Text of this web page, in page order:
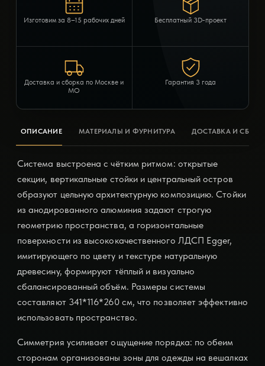
Изготовим за 8–15 рабочих дней Бесплатный 3D-проект
Доставка и сборка по Москве и
МО
Гарантия 3 года
ОПИСАНИЕ МАТЕРИАЛЫ И ФУРНИТУРА ДОСТАВКА И
Система выстроена с чётким ритмом: открытые
секции, вертикальные стойки и центральный остров
образуют цельную архитектурную композицию. Стойки
из анодированного алюминия задают строгую
геометрию пространства, а горизонтальные
поверхности из высококачественного ЛДСП Egger,
имитирующего по цвету и текстуре натуральную
древесину, формируют тёплый и визуально
сбалансированный объём. Размеры системы
составляют 341*116*260 см, что позволяет эффективно
использовать пространство.
Симметрия усиливает ощущение порядка: по обеим
сторонам организованы зоны для одежды на вешалках